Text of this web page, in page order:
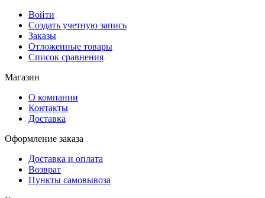
Войти
Создать учетную запись
Заказы
Отложенные товары
Список сравнения
Магазин
О компании
Контакты
Доставка
Оформление заказа
Доставка и оплата
Возврат
Пункты самовывоза